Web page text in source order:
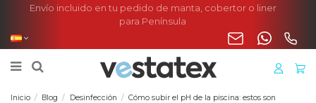
Envío incluido en tu pedido de manta, cobertor o liner
para Península
Inicio Blog Desinfección
Cómo subir el pH de la piscina: estos son